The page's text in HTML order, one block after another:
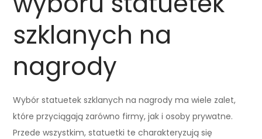
szklanych na
nagrody
Wybór statuetek szklanych na nagrody ma wiele zalet,
które przyciągają zarówno firmy, jak i osoby prywatne.
Przede wszystkim, statuetki te charakteryzują się